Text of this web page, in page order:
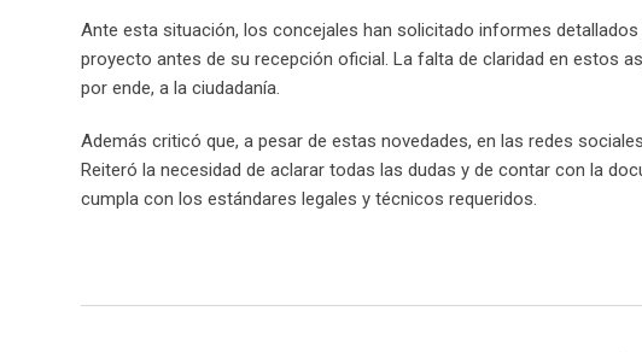
Ante esta situación, los concejales han solicitado informes
proyecto antes de su recepción oficial. La falta de claridad en estos
por ende, a la ciudadanía.
Además criticó que, a pesar de estas novedades, en las redes
Reiteró la necesidad de aclarar todas las dudas y de contar con la
cumpla con los estándares legales y técnicos requeridos.